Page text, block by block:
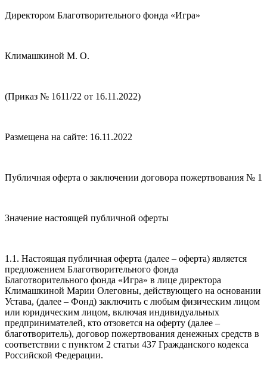
Директором Благотворительного фонда «Игра»
Климашкиной М. О.
(Приказ № 1611/22 от 16.11.2022)
Размещена на сайте: 16.11.2022
Публичная оферта о заключении договора пожертвования № 1
Значение настоящей публичной оферты
1.1. Настоящая публичная оферта (далее – оферта) является
предложением Благотворительного фонда
Благотворительного фонда «Игра» в лице директора
Климашкиной Марии Олеговны, действующего на основании
Устава, (далее – Фонд) заключить с любым физическим лицом
или юридическим лицом, включая индивидуальных
предпринимателей, кто отзовется на оферту (далее –
благотворитель), договор пожертвования денежных средств в
соответствии с пунктом 2 статьи 437 Гражданского кодекса
Российской Федерации.